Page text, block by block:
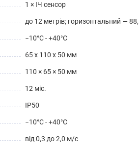
1 × ІЧ сенсор
до 12 метрів; горизонтальний —
−10°C - +40°C
65 x 110 x 50 мм
110 × 65 × 50 мм
12 міс.
IP50
−10°C - +40°C
від 0,3 до 2,0 м/с